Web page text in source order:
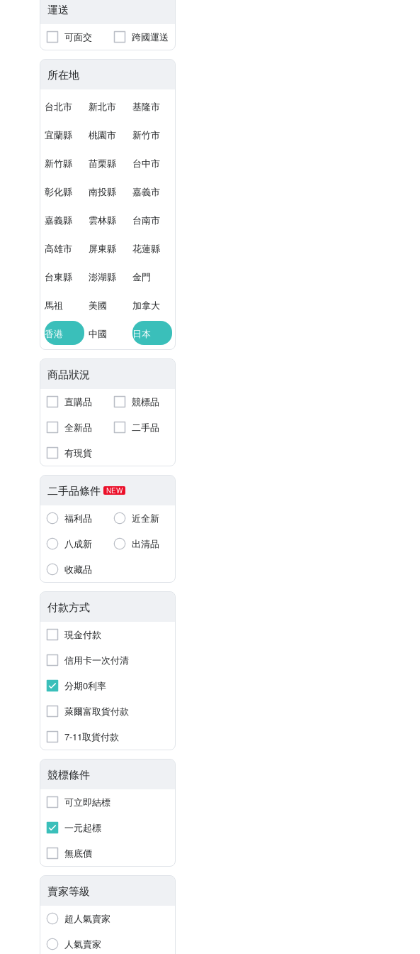
運送
可面交 跨國運送
所在地
台北市 新北市 基隆市
宜蘭縣 桃園市 新竹市
新竹縣 苗栗縣 台中市
彰化縣 南投縣 嘉義市
嘉義縣 雲林縣 台南市
高雄市 屏東縣 花蓮縣
台東縣 澎湖縣 金門
馬祖 美國 加拿大
香港 中國 日本
商品狀況
直購品
競標品
全新品
二手品
有現貨
二手品條件 NEW
福利品
近全新
八成新
出清品
收藏品
付款方式
現金付款
信用卡一次付清
分期0利率
萊爾富取貨付款
7-11取貨付款
競標條件
可立即結標
一元起標
無底價
賣家等級
超人氣賣家
人氣賣家